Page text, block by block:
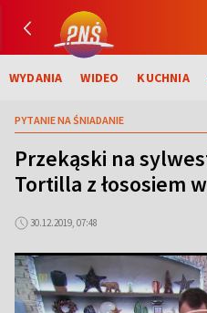
WYDANIA WIDEO KUCHNIA
PYTANIE NA ŚNIADANIE
Przekąski na
Tortilla z łososiem
30.12.2019, 07:48